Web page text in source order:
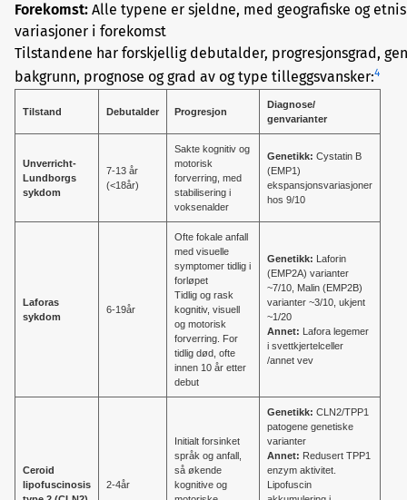
Forekomst: Alle typene er sjeldne, med geografiske og
variasjoner i forekomst
Tilstandene har forskjellig debutalder, progresjonsgrad,
bakgrunn, prognose og grad av og type tilleggsvansker:4
Tilstand Debutalder Progresjon
Diagnose/
genvarianter
Unverricht-
Lundborgs
sykdom
7-13 år
(<18år)
Sakte kognitiv og
motorisk
forverring, med
stabilisering i
voksenalder
Genetikk: Cystatin B
(EMP1)
ekspansjonsvariasjoner
hos 9/10
Laforas
sykdom
6-19år
Ofte fokale anfall
med visuelle
symptomer tidlig i
forløpet
Tidlig og rask
kognitiv, visuell
og motorisk
forverring. For
tidlig død, ofte
innen 10 år etter
debut
Genetikk: Laforin
(EMP2A) varianter
~7/10, Malin (EMP2B)
varianter ~3/10, ukjent
~1/20
Annet: Lafora legemer
i svettkjertelceller
/annet vev
Ceroid
lipofuscinosis
2-4år
Initialt forsinket
språk og anfall,
så økende
kognitive og
Genetikk: CLN2/TPP1
patogene genetiske
varianter
Annet: Redusert TPP1
enzym aktivitet.
Lipofuscin